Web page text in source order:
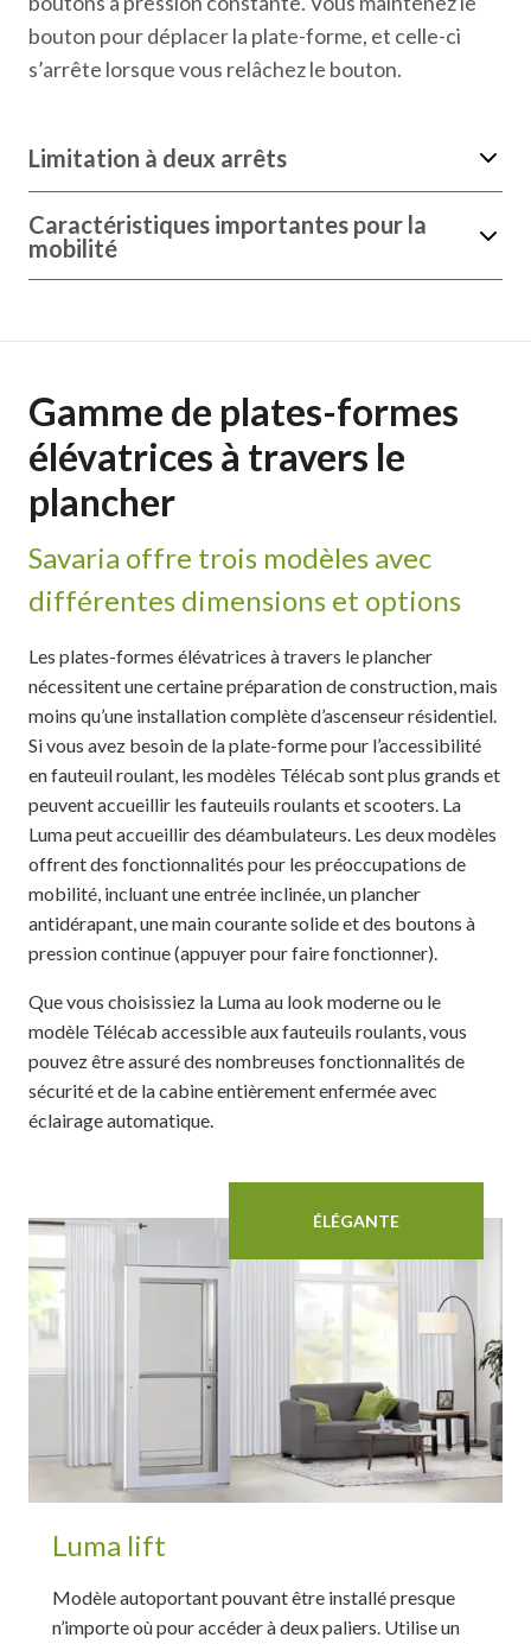
bouton pour déplacer la plate-forme, et celle-ci
s’arrête lorsque vous relâchez le bouton.
Limitation à deux arrêts
Caractéristiques importantes pour la
mobilité
Gamme de plates-formes
élévatrices à travers le
plancher
Savaria offre trois modèles avec
différentes dimensions et options
Les plates-formes élévatrices à travers le plancher
nécessitent une certaine préparation de construction, mais
moins qu’une installation complète d’ascenseur résidentiel.
Si vous avez besoin de la plate-forme pour l’accessibilité
en fauteuil roulant, les modèles Télécab sont plus grands et
peuvent accueillir les fauteuils roulants et scooters. La
Luma peut accueillir des déambulateurs. Les deux modèles
offrent des fonctionnalités pour les préoccupations de
mobilité, incluant une entrée inclinée, un plancher
antidérapant, une main courante solide et des boutons à
pression continue (appuyer pour faire fonctionner).
Que vous choisissiez la Luma au look moderne ou le
modèle Télécab accessible aux fauteuils roulants, vous
pouvez être assuré des nombreuses fonctionnalités de
sécurité et de la cabine entièrement enfermée avec
éclairage automatique.
Luma lift
Modèle autoportant pouvant être installé presque
n’importe où pour accéder à deux paliers. Utilise un
ÉLÉGANTE